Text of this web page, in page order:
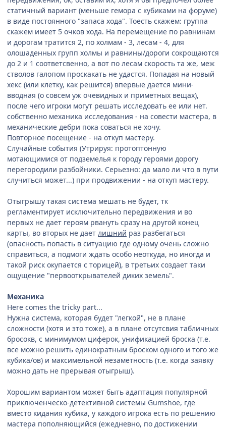
статичный вариант (меньше гемора с кубиками на форуме)
в виде постоянного "запаса хода". Тоесть скажем: группа
скажем имеет 5 очков хода. На перемещение по равнинам
и дорогам тратится 2, по холмам - 3, лесам - 4, для
олошаденных групп холмы и равнины/дороги сокрощаются
до 2 и 1 соответсвенно, а вот по лесам скорость та же, меж
стволов галопом проскакать не удастся. Попадая на новый
хекс (или клетку, как решится) впервые дается мини-
вводная (о совсем уж очевидных и приметных вещах),
после чего игроки могут решать исследовать ее или нет.
собственно механика исследования - на совести мастера, в
механические дебри пока соваться не хочу.
Повторное посещение - на откуп мастеру.
Случайные события (Утрируя: протоптонную
мотающимися от подземелья к городу героями дорогу
перегородили разбойники. Серьезно: да мало ли что в пути
случиться может...) при продвижении - на откуп мастеру.
Отыгрышу такая система мешать не будет, тк
регламентирует исключительно передвижения и во
первых не дает героям рвануть сразу на другой конец
карты, во вторых не дает лишний раз разбегаться
(опасность попасть в ситуацию где одному очень сложно
справиться, а подмоги ждать особо неоткуда, но иногда и
такой риск окупается с торицей), в третьих создает таки
ощущение "первооткрывателей диких земель".
Механика
Here comes the tricky part...
Нужна система, которая будет "легкой", не в плане
сложности (хотя и это тоже), а в плане отсутсвия табличных
бросокв, с минимумом циферок, унификацией броска (т.е.
все можно решить единократным броском одного и того же
кубика/ов) и максимельной незаметность (т.е. когда заявку
можно дать не прерывая отыгрыш).
Хорошим вариантом может быть адаптация популярной
приключенческо-детективной системы Gumshoe, где
вместо кидания кубика, у каждого игрока есть по решению
мастера пополняющийся (ежедневно, по достижении